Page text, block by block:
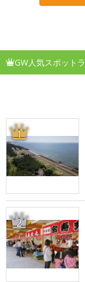
GW人気スポット
1
2